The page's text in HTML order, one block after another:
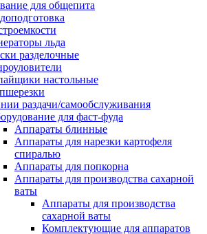
для общепита
льда
разделочные
настольные
раздачи/самообслуживания
для фаст-фуда
Аппараты блинные
Аппараты для нарезки картофеля
спиралью
Аппараты для попкорна
Аппараты для производства сахарной
ваты
Аппараты для производства
сахарной ваты
Комплектующие для аппаратов